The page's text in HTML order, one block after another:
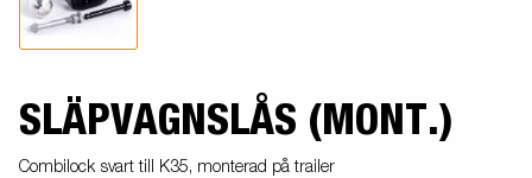
SLÄPVAGNSLÅS (MONT.)
Combilock svart till K35, monterad på trailer